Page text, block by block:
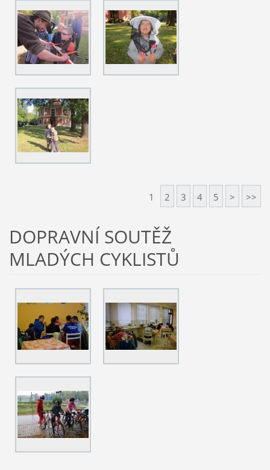
1 2 3 4 5 > >>
DOPRAVNÍ SOUTĚŽ
MLADÝCH CYKLISTŮ